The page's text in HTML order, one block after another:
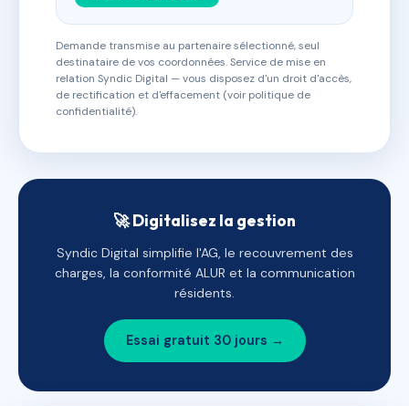
Demande transmise au partenaire sélectionné, seul
destinataire de vos coordonnées. Service de mise en
relation Syndic Digital — vous disposez d'un droit d'accès,
de rectification et d'effacement (voir politique de
confidentialité).
🚀 Digitalisez la gestion
Syndic Digital simplifie l'AG, le recouvrement des
charges, la conformité ALUR et la communication
résidents.
Essai gratuit 30 jours →